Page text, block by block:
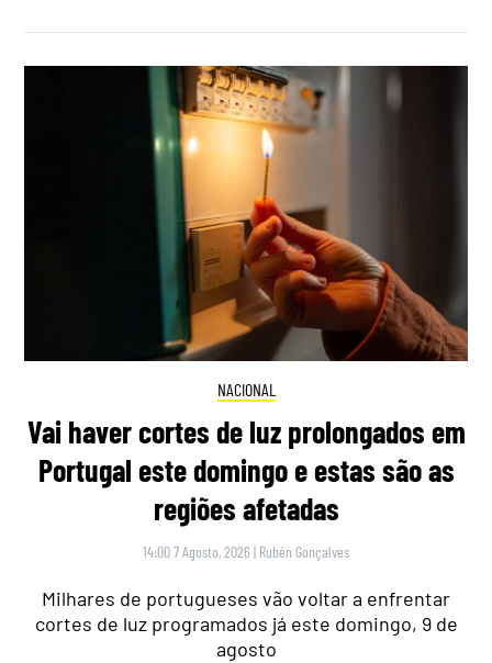
NACIONAL
Vai haver cortes de luz prolongados em
Portugal este domingo e estas são as
regiões afetadas
14:00 7 Agosto, 2026 | Rubén Gonçalves
Milhares de portugueses vão voltar a enfrentar
cortes de luz programados já este domingo, 9 de
agosto